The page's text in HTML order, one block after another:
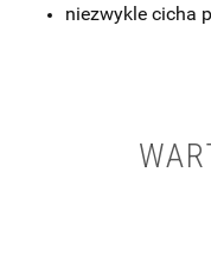
niezwykle cicha